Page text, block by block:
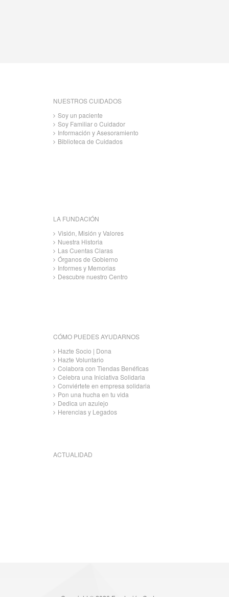
NUESTROS CUIDADOS
Soy un paciente
Soy Familiar o Cuidador
Información y Asesoramiento
Biblioteca de Cuidados
LA FUNDACIÓN
Visión, Misión y Valores
Nuestra Historia
Las Cuentas Claras
Órganos de Gobierno
Informes y Memorias
Descubre nuestro Centro
CÓMO PUEDES AYUDARNOS
Hazte Socio | Dona
Hazte Voluntario
Colabora con Tiendas Benéficas
Celebra una Iniciativa Solidaria
Conviértete en empresa solidaria
Pon una hucha en tu vida
Dedica un azulejo
Herencias y Legados
ACTUALIDAD